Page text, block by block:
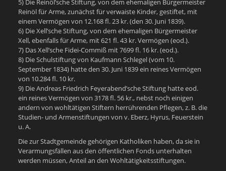
Reinöl für Arme, zunächst für verwaiste Kinder, gestiftet, mit
einem Vermögen von 12.168 fl. 23 kr. (den 30. Juni 1839).
6) Die Xell’sche Stiftung, von dem ehemaligen Bürgermeister
Xell, ebenfalls für Arme, mit 621 fl. 43 kr. Vermögen (eod.).
7) Das Xell’sche Fidei-Commiß mit 7699 fl. 16 kr. (eod.).
8) Die Schulstiftung von Kaufmann Schlegel (vom 10.
September 1834) hatte den 30. Juni 1839 ein reines Vermögen
von 10.284 fl. 10 kr.
9) Die Andreas Friedrich Feyerabend’sche Stiftung hatte eod.
ein reines Vermögen von 3178 fl. 56 kr., nebst noch einigen
andern von wohltätigen Stiftern herrührenden Pflegen, z. B. die
Studien- und Armenstiftungen von v. Eberz, Hyrus, Feuerstein
u. A.
Die zur Stadtgemeinde gehörigen Katholiken haben, da sie in
Verarmungsfällen aus den öffentlichen Fonds unterhalten
werden müssen, Anteil an den Wohltätigkeitsstiftungen.